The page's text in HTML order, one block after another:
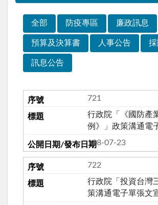
全部 防疫專區 廉政訊息
預算及決算書 人事公告
訊息公告
721
行政院「《國防產
例》」政策溝通電
108-07-23
722
行政院「投資台灣
策溝通電子單張文